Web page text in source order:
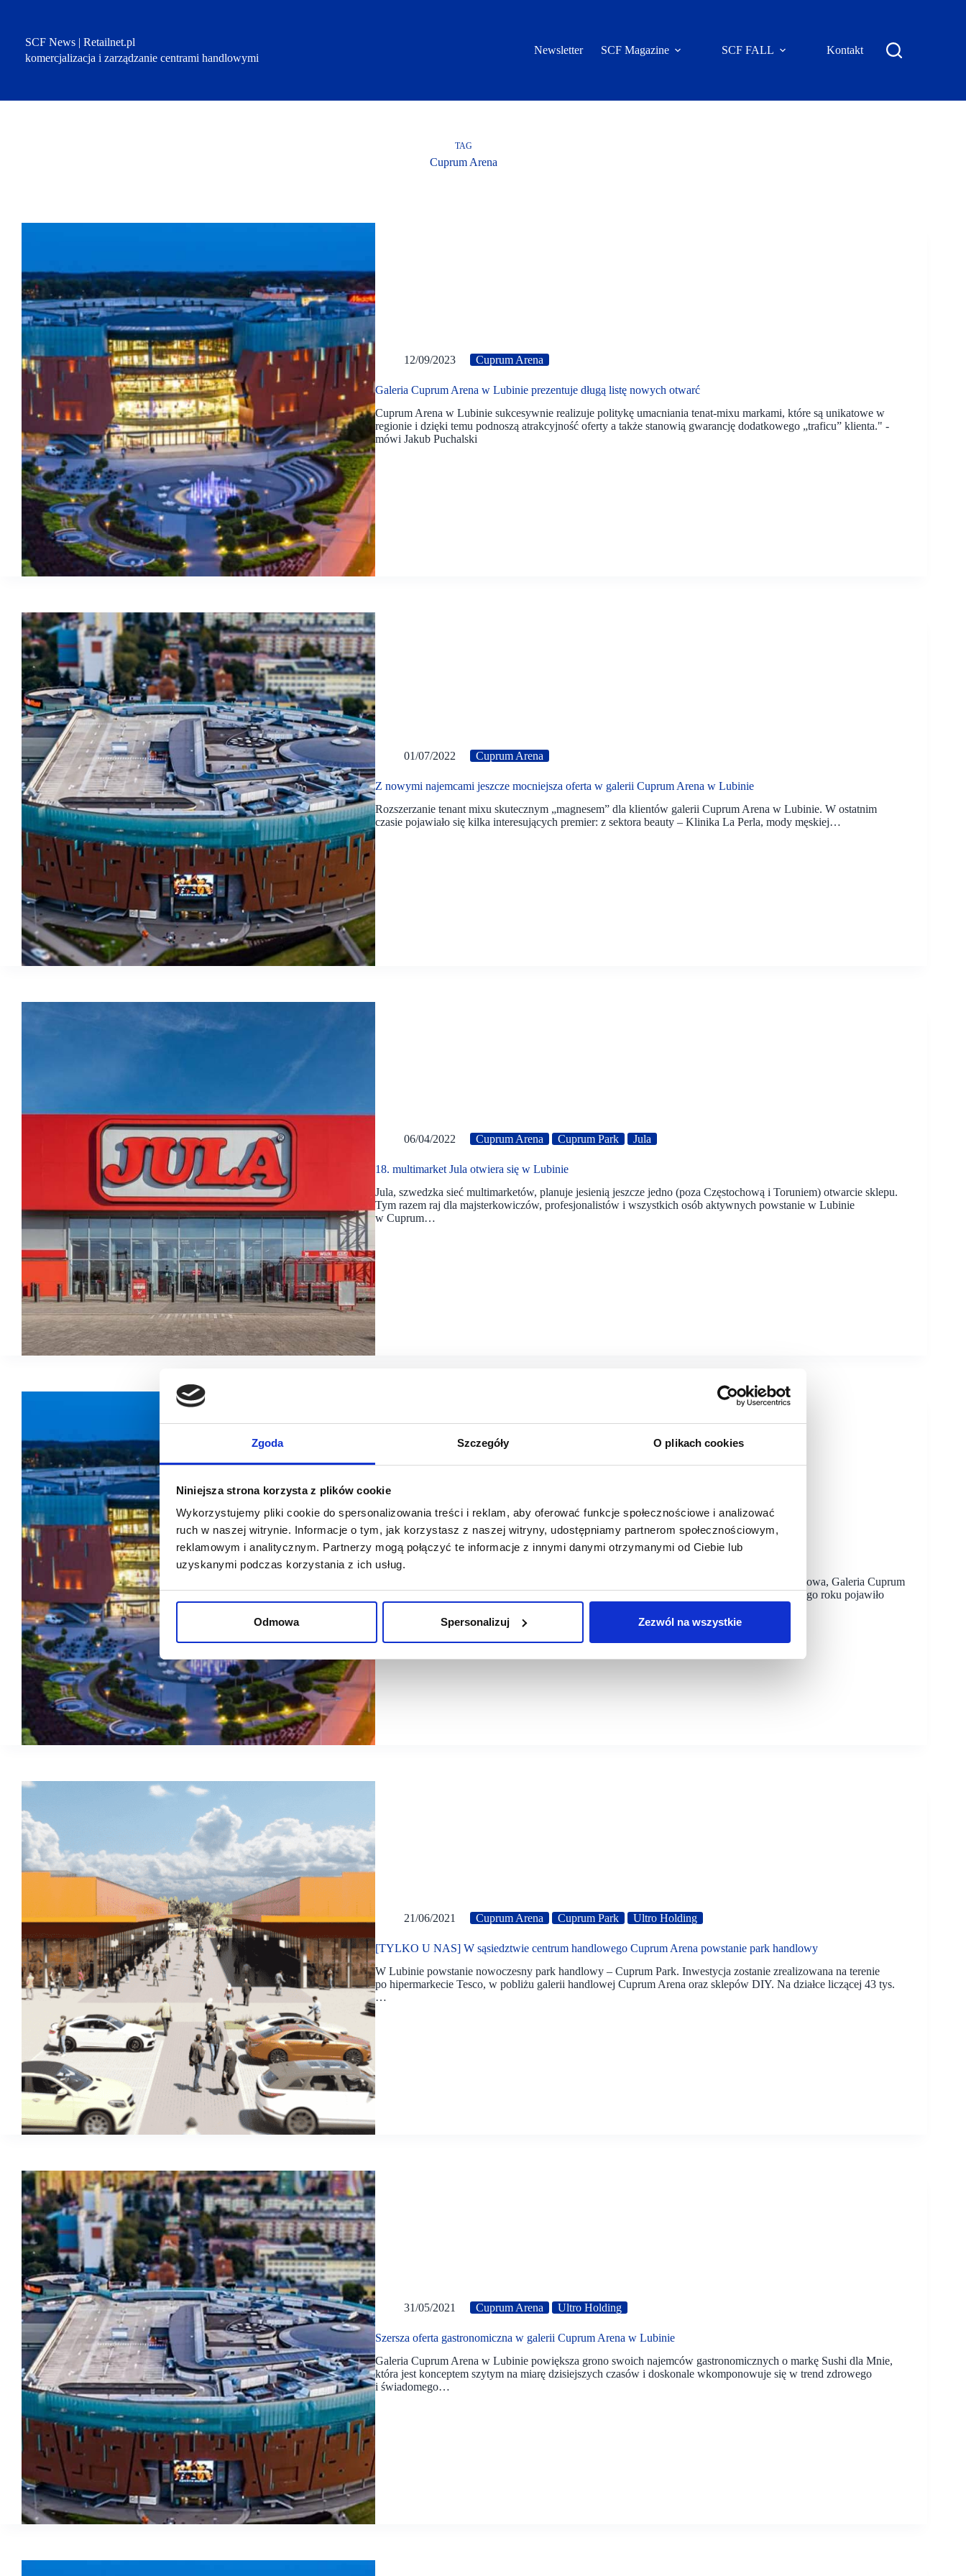
Zgoda Szczegóły O plikach cookies
Niniejsza strona korzysta z plików cookie
Wykorzystujemy pliki cookie do spersonalizowania treści i reklam, aby oferować funkcje społecznościowe i analizować
ruch w naszej witrynie. Informacje o tym, jak korzystasz z naszej witryny, udostępniamy partnerom społecznościowym,
reklamowym i analitycznym. Partnerzy mogą połączyć te informacje z innymi danymi otrzymanymi od Ciebie lub
uzyskanymi podczas korzystania z ich usług.
Odmowa Spersonalizuj Zezwól na wszystkie
SCF News | Retailnet.pl
komercjalizacja i zarządzanie centrami handlowymi
Newsletter SCF Magazine SCF FALL Kontakt
TAG
Cuprum Arena
12/09/2023 Cuprum Arena
Galeria Cuprum Arena w Lubinie prezentuje długą listę nowych otwarć
Cuprum Arena w Lubinie sukcesywnie realizuje politykę umacniania tenat-mixu markami, które są unikatowe w
regionie i dzięki temu podnoszą atrakcyjność oferty a także stanowią gwarancję dodatkowego „traficu” klienta." -
mówi Jakub Puchalski
01/07/2022 Cuprum Arena
Z nowymi najemcami jeszcze mocniejsza oferta w galerii Cuprum Arena w Lubinie
Rozszerzanie tenant mixu skutecznym „magnesem” dla klientów galerii Cuprum Arena w Lubinie. W ostatnim
czasie pojawiało się kilka interesujących premier: z sektora beauty – Klinika La Perla, mody męskiej…
06/04/2022 Cuprum Arena Cuprum Park Jula
18. multimarket Jula otwiera się w Lubinie
Jula, szwedzka sieć multimarketów, planuje jesienią jeszcze jedno (poza Częstochową i Toruniem) otwarcie sklepu.
Tym razem raj dla majsterkowiczów, profesjonalistów i wszystkich osób aktywnych powstanie w Lubinie
w Cuprum…
13/09/2021 Cuprum Arena
Cuprum Arena w Lubinie wzmacnia ofertę: nowe marki i remonty salonów
Mimo trudnych okoliczności biznesowych i licznych wyzwań, z jakimi zmaga się branża handlowa, Galeria Cuprum
Arena w Lubinie z powodzeniem realizuje strategię stabilnego rozwoju. Na przestrzeni ostatniego roku pojawiło
się…
21/06/2021 Cuprum Arena Cuprum Park Ultro Holding
[TYLKO U NAS] W sąsiedztwie centrum handlowego Cuprum Arena powstanie park handlowy
W Lubinie powstanie nowoczesny park handlowy – Cuprum Park. Inwestycja zostanie zrealizowana na terenie
po hipermarkecie Tesco, w pobliżu galerii handlowej Cuprum Arena oraz sklepów DIY. Na działce liczącej 43 tys.
…
31/05/2021 Cuprum Arena Ultro Holding
Szersza oferta gastronomiczna w galerii Cuprum Arena w Lubinie
Galeria Cuprum Arena w Lubinie powiększa grono swoich najemców gastronomicznych o markę Sushi dla Mnie,
która jest konceptem szytym na miarę dzisiejszych czasów i doskonale wkomponowuje się w trend zdrowego
i świadomego…